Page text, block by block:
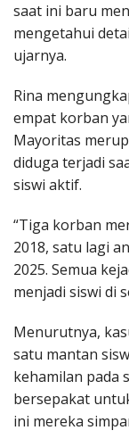
saat ini baru
mengetahui
ujarnya.
Rina
empat korban
Mayoritas
diduga terjadi
siswi aktif.
“Tiga korban
2018, satu lagi
2025. Semua
menjadi siswi di
Menurutnya,
satu mantan
kehamilan pada
bersepakat
ini mereka